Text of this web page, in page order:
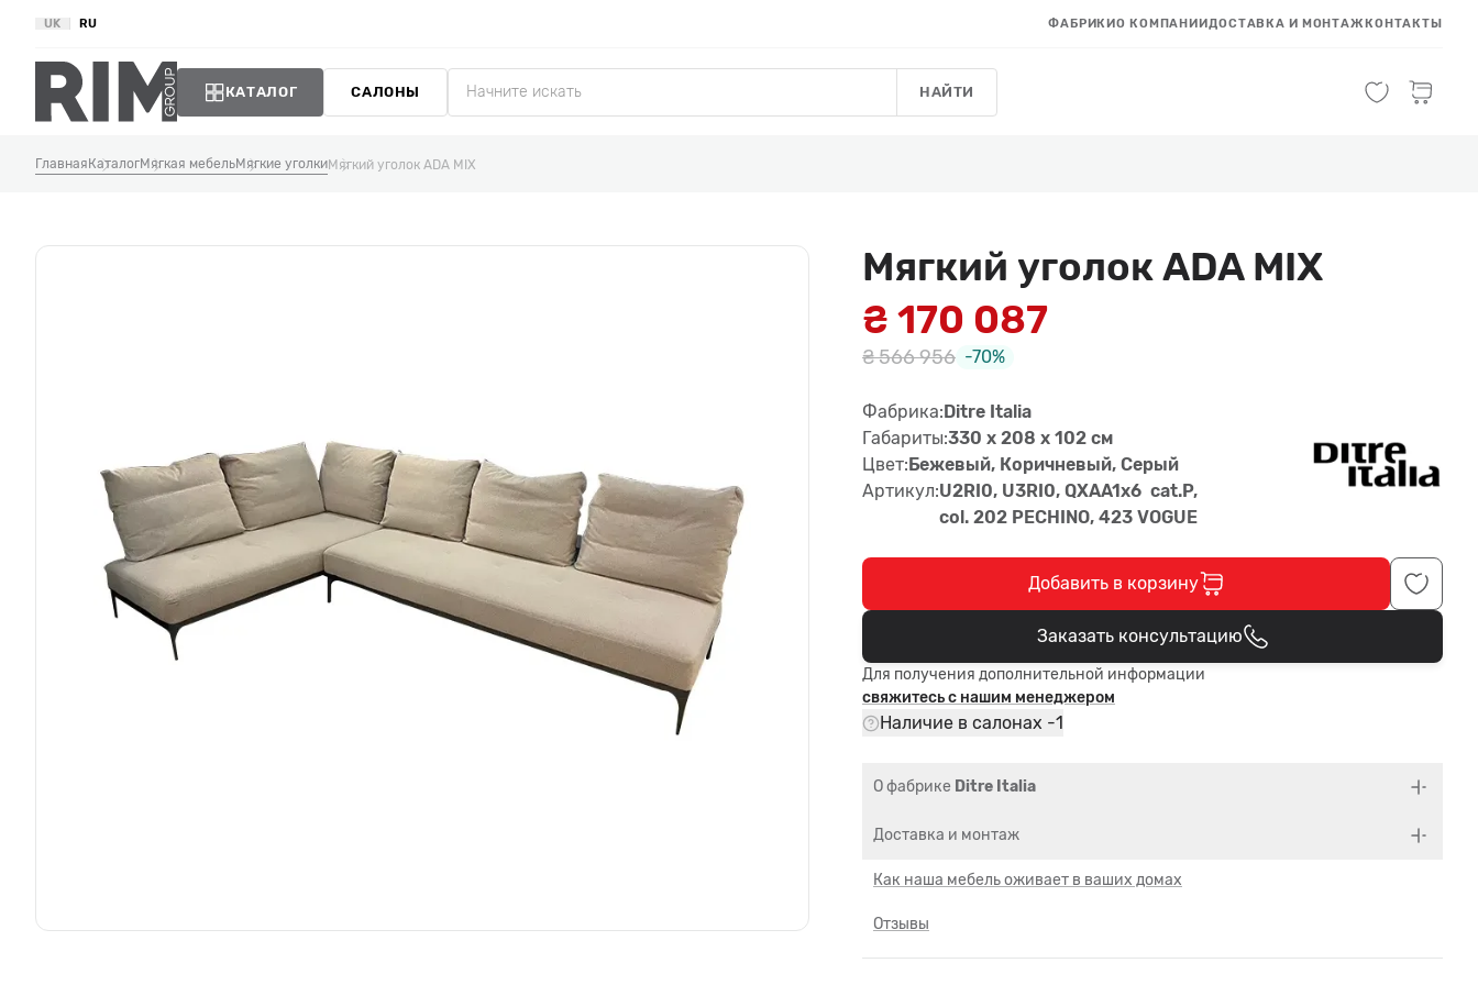
UK RU ФАБРИКИО КОМПАНИИДОСТАВКА И МОНТАЖКОНТАКТЫ
КАТАЛОГ САЛОНЫ НАЙТИ
Главная КаталогМягкая мебельМягкие уголкиМягкий уголок ADA MIX
Мягкий уголок ADA MIX
₴ 170 087
₴ 566 956 -70%
Фабрика:Ditre Italia
Габариты:330 x 208 x 102 см
Цвет:Бежевый, Коричневый, Серый
Артикул:U2RI0, U3RI0, QXAA1x6 cat.P,
col. 202 PECHINO, 423 VOGUE
Добавить в корзину
В корзине
Заказать консультацию
Для получения дополнительной информации
свяжитесь с нашим менеджером
Наличие в салонах -1
О фабрике Ditre Italia
Доставка и монтаж
Как наша мебель оживает в ваших домах
Отзывы